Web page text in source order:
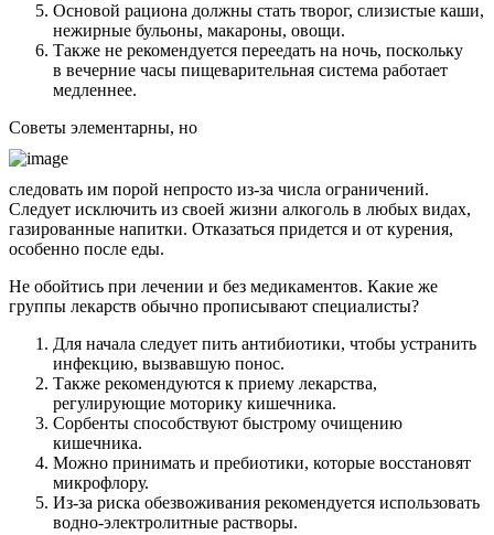
Основой рациона должны стать творог, слизистые каши,
нежирные бульоны, макароны, овощи.
Также не рекомендуется переедать на ночь, поскольку
в вечерние часы пищеварительная система работает
медленнее.
Советы элементарны, но
следовать им порой непросто из-за числа ограничений.
Следует исключить из своей жизни алкоголь в любых видах,
газированные напитки. Отказаться придется и от курения,
особенно после еды.
Не обойтись при лечении и без медикаментов. Какие же
группы лекарств обычно прописывают специалисты?
Для начала следует пить антибиотики, чтобы устранить
инфекцию, вызвавшую понос.
Также рекомендуются к приему лекарства,
регулирующие моторику кишечника.
Сорбенты способствуют быстрому очищению
кишечника.
Можно принимать и пребиотики, которые восстановят
микрофлору.
Из-за риска обезвоживания рекомендуется использовать
водно-электролитные растворы.